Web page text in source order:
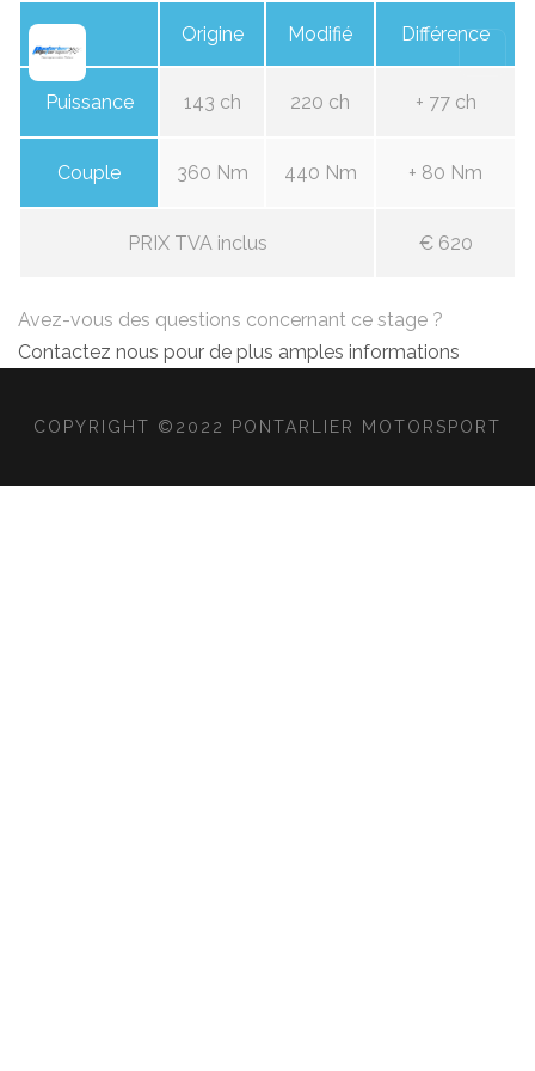
Origine Modifié Différence
Puissance 143 ch 220 ch + 77 ch
Couple 360 Nm 440 Nm + 80 Nm
PRIX TVA inclus € 620
Avez-vous des questions concernant ce stage ?
Contactez nous pour de plus amples informations
COPYRIGHT ©2022 PONTARLIER MOTORSPORT